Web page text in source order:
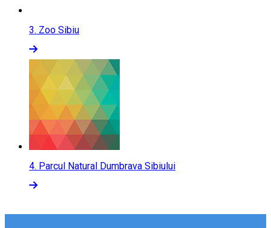
3. Zoo Sibiu
4. Parcul Natural Dumbrava Sibiului